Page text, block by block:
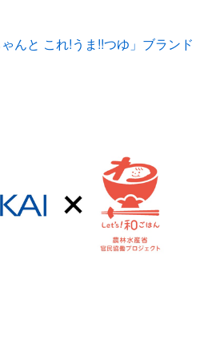
んと これ!うま!!つゆ」ブランド